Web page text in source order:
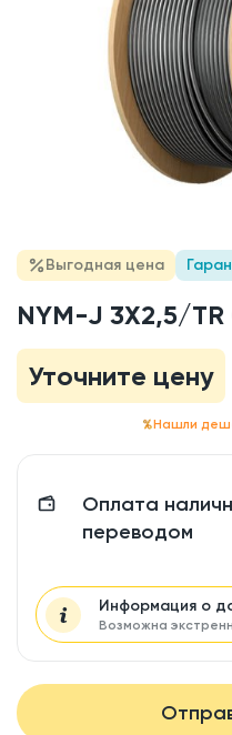
Выгодная цена
NYM-J 3X2,5/TR
Уточните цену
Нашли
Оплата
переводом
Информация о
Возможна